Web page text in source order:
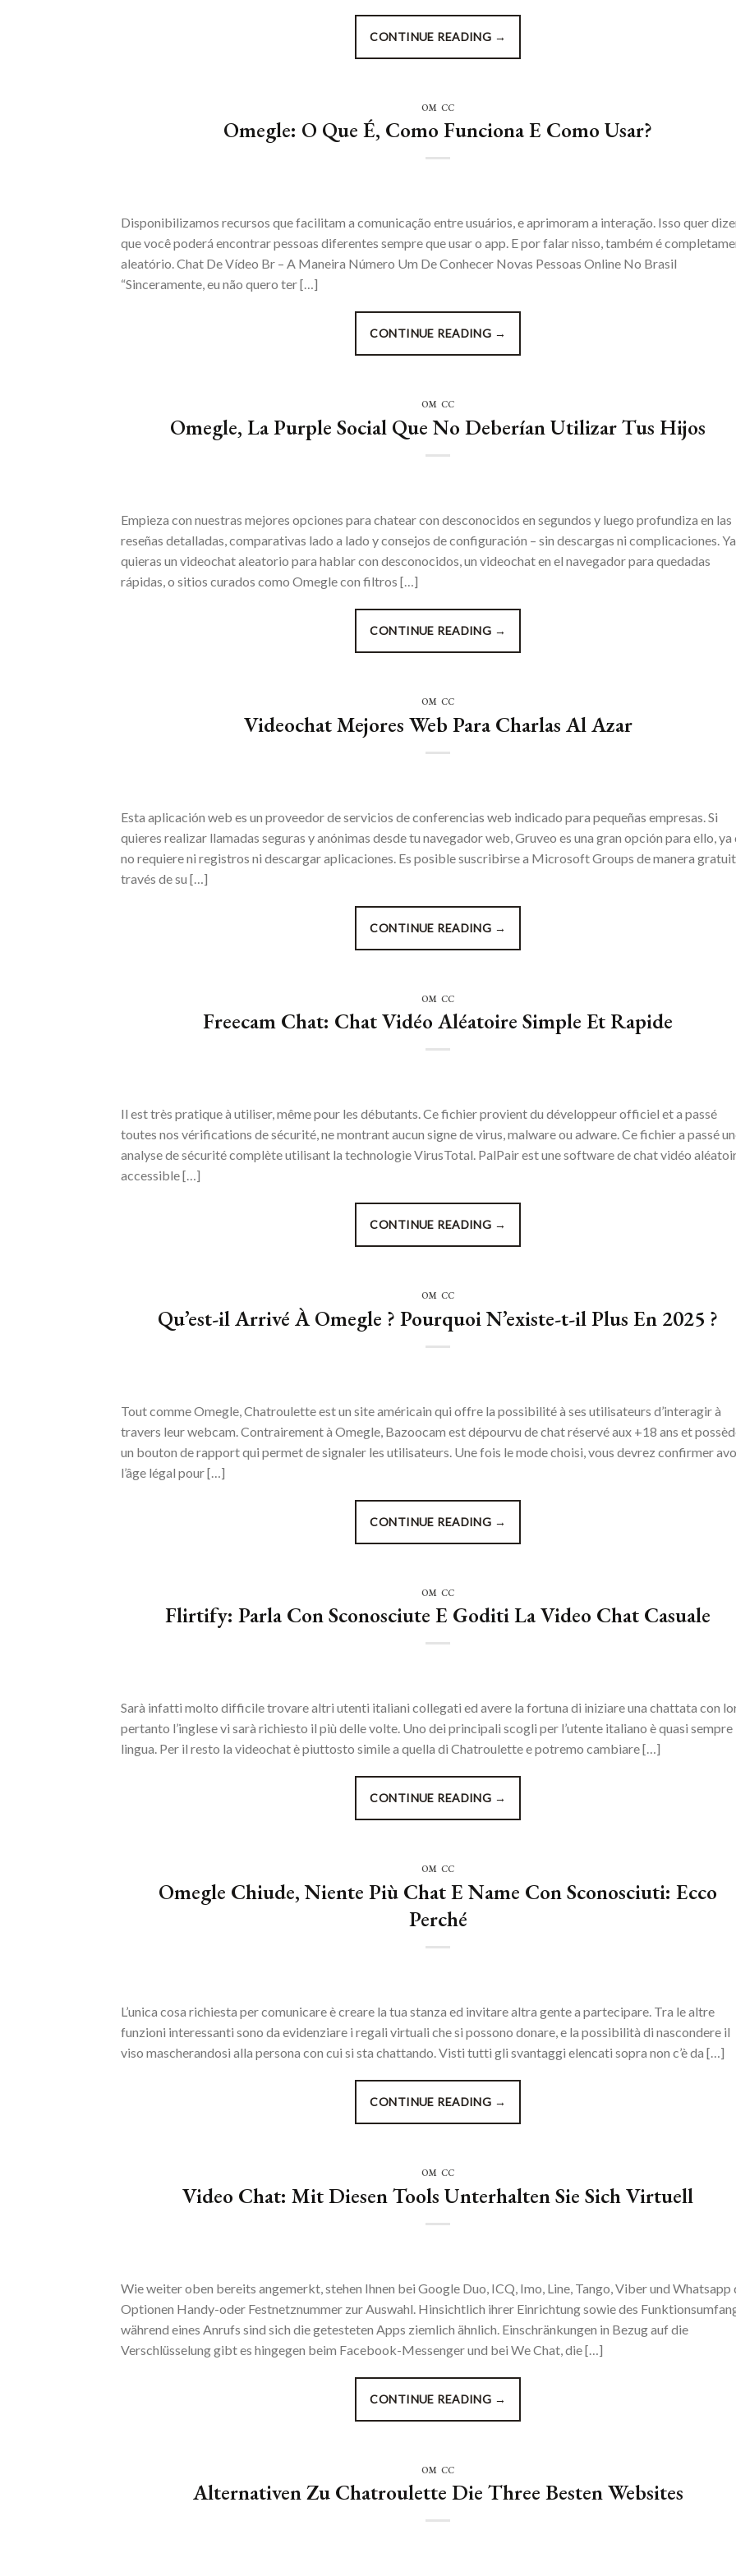
CONTINUE READING →
OM CC
Omegle: O Que É, Como Funciona E Como Usar?
Disponibilizamos recursos que facilitam a comunicação entre usuários, e aprimoram a interação. Isso quer
que você poderá encontrar pessoas diferentes sempre que usar o app. E por falar nisso, também é
aleatório. Chat De Vídeo Br – A Maneira Número Um De Conhecer Novas Pessoas Online No Brasil
“Sinceramente, eu não quero ter […]
CONTINUE READING →
OM CC
Omegle, La Purple Social Que No Deberían Utilizar Tus Hijos
Empieza con nuestras mejores opciones para chatear con desconocidos en segundos y luego profundiza en las
reseñas detalladas, comparativas lado a lado y consejos de configuración – sin descargas ni complicaciones. Ya
quieras un videochat aleatorio para hablar con desconocidos, un videochat en el navegador para quedadas
rápidas, o sitios curados como Omegle con filtros […]
CONTINUE READING →
OM CC
Videochat Mejores Web Para Charlas Al Azar
Esta aplicación web es un proveedor de servicios de conferencias web indicado para pequeñas empresas. Si
quieres realizar llamadas seguras y anónimas desde tu navegador web, Gruveo es una gran opción para ello, ya
no requiere ni registros ni descargar aplicaciones. Es posible suscribirse a Microsoft Groups de manera
través de su […]
CONTINUE READING →
OM CC
Freecam Chat: Chat Vidéo Aléatoire Simple Et Rapide
Il est très pratique à utiliser, même pour les débutants. Ce fichier provient du développeur officiel et a passé
toutes nos vérifications de sécurité, ne montrant aucun signe de virus, malware ou adware. Ce fichier a passé
analyse de sécurité complète utilisant la technologie VirusTotal. PalPair est une software de chat vidéo
accessible […]
CONTINUE READING →
OM CC
Qu’est-il Arrivé À Omegle ? Pourquoi N’existe-t-il Plus En 2025 ?
Tout comme Omegle, Chatroulette est un site américain qui offre la possibilité à ses utilisateurs d’interagir à
travers leur webcam. Contrairement à Omegle, Bazoocam est dépourvu de chat réservé aux +18 ans et
un bouton de rapport qui permet de signaler les utilisateurs. Une fois le mode choisi, vous devrez confirmer
l’âge légal pour […]
CONTINUE READING →
OM CC
Flirtify: Parla Con Sconosciute E Goditi La Video Chat Casuale
Sarà infatti molto difficile trovare altri utenti italiani collegati ed avere la fortuna di iniziare una chattata con
pertanto l’inglese vi sarà richiesto il più delle volte. Uno dei principali scogli per l’utente italiano è quasi sempre
lingua. Per il resto la videochat è piuttosto simile a quella di Chatroulette e potremo cambiare […]
CONTINUE READING →
OM CC
Omegle Chiude, Niente Più Chat E Name Con Sconosciuti: Ecco
Perché
L’unica cosa richiesta per comunicare è creare la tua stanza ed invitare altra gente a partecipare. Tra le altre
funzioni interessanti sono da evidenziare i regali virtuali che si possono donare, e la possibilità di nascondere il
viso mascherandosi alla persona con cui si sta chattando. Visti tutti gli svantaggi elencati sopra non c’è da […]
CONTINUE READING →
OM CC
Video Chat: Mit Diesen Tools Unterhalten Sie Sich Virtuell
Wie weiter oben bereits angemerkt, stehen Ihnen bei Google Duo, ICQ, Imo, Line, Tango, Viber und Whatsapp
Optionen Handy-oder Festnetznummer zur Auswahl. Hinsichtlich ihrer Einrichtung sowie des
während eines Anrufs sind sich die getesteten Apps ziemlich ähnlich. Einschränkungen in Bezug auf die
Verschlüsselung gibt es hingegen beim Facebook-Messenger und bei We Chat, die […]
CONTINUE READING →
OM CC
Alternativen Zu Chatroulette Die Three Besten Websites